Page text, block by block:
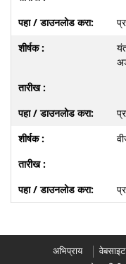
अभिप्राय